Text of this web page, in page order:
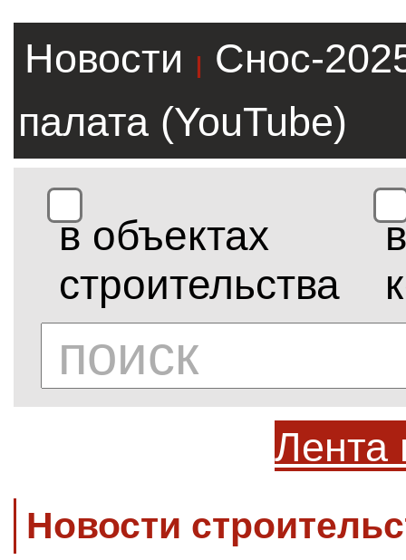
Новости |
Снос-
палата (YouTube)
в объектах
строительства
в
Лента
Новости